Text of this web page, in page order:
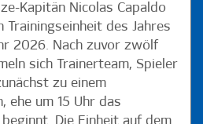
Kapitän Nicolas Capaldo
des Jahres
2026. Nach zuvor zwölf
sich Trainerteam, Spieler
zu einem
ehe um 15 Uhr das
Die Einheit auf dem